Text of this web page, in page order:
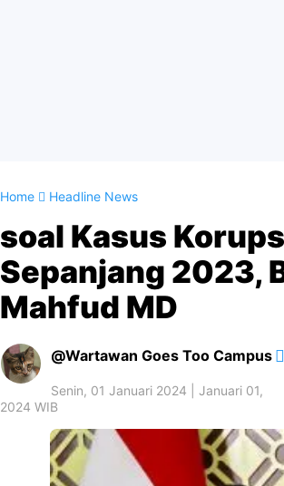
Home Headline News
soal Kasus
Sepanjang 2023,
Mahfud MD
Wartawan Goes Too Campus
Senin, 01 Januari 2024 | Januari 01,
2024 WIB